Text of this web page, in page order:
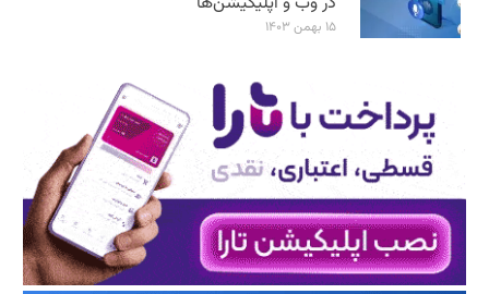
۱۵ بهمن ۱۴۰۳